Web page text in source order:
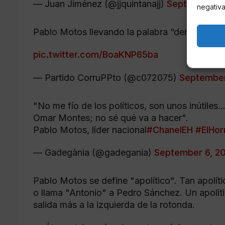
— Juan Jiménez (@jjquintanajj) September
Pablo Motos llevando la palabra “demagogia”
pic.twitter.com/BoaKNP65ba
— Partido CorruPPto (@c072075)
"No me fío de los políticos, son unos
Omar Montes; no sé qué va a hacer".
Pablo Motos, líder nacional#ChanelEH
— Gadegània (@gadegania) September 6,
Pablo Motos se define "apolítico". Tan
o llama "Antonio" a Pedro Sánchez. Un
salida más a la izquierda de la rotonda.